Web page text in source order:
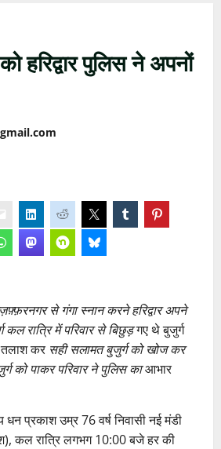
हरिद्वार पुलिस ने अपनों
से गंगा स्नान करने हरिद्वार अपने
कल रात्रि में परिवार से बिछुड़गए थे बुजुर्ग
तलाश कर सही सलामत बुजुर्ग को खोज कर
को पाकर परिवार ने पुलिस काआभार
धन प्रकाश उम्र 76 वर्ष निवासी नई मंडी
कल रात्रि लगभग 10:00 बजे हर की